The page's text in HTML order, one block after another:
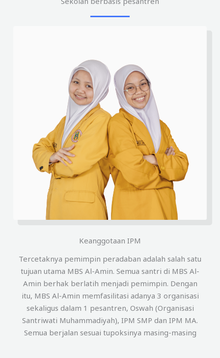
Keanggotaan IPM
Tercetaknya pemimpin peradaban adalah salah satu
tujuan utama MBS Al-Amin. Semua santri di MBS Al-
Amin berhak berlatih menjadi pemimpin. Dengan
itu, MBS Al-Amin memfasilitasi adanya 3 organisasi
sekaligus dalam 1 pesantren, Oswah (Organisasi
Santriwati Muhammadiyah), IPM SMP dan IPM MA.
Semua berjalan sesuai tupoksinya masing-masing